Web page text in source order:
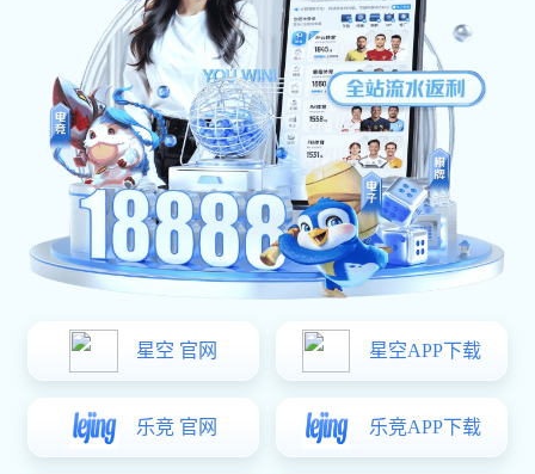
企业简介
COMPANY PROFILE
企业介绍 企业历程
企业荣誉